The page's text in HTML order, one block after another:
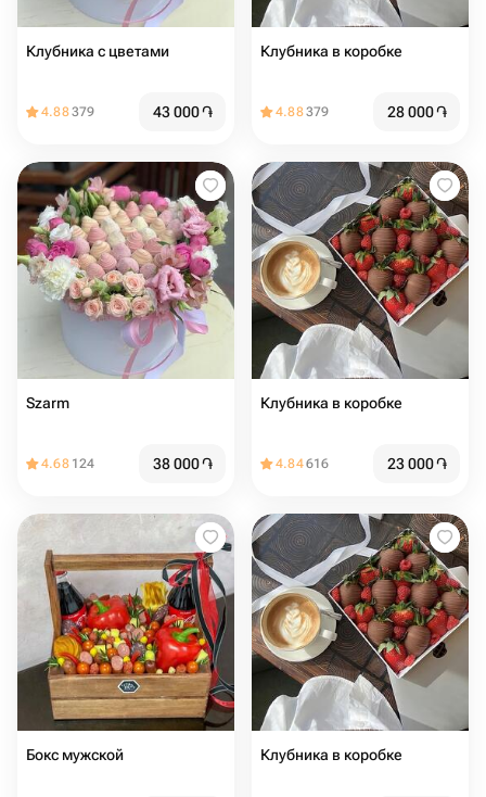
Клубника с цветами
4.88379 43 000֏
Клубника в коробке
4.88379 28 000֏
Szarm
4.68 124 38 000֏
Клубника в коробке
4.84616 23 000֏
Бокс мужской Клубника в коробке